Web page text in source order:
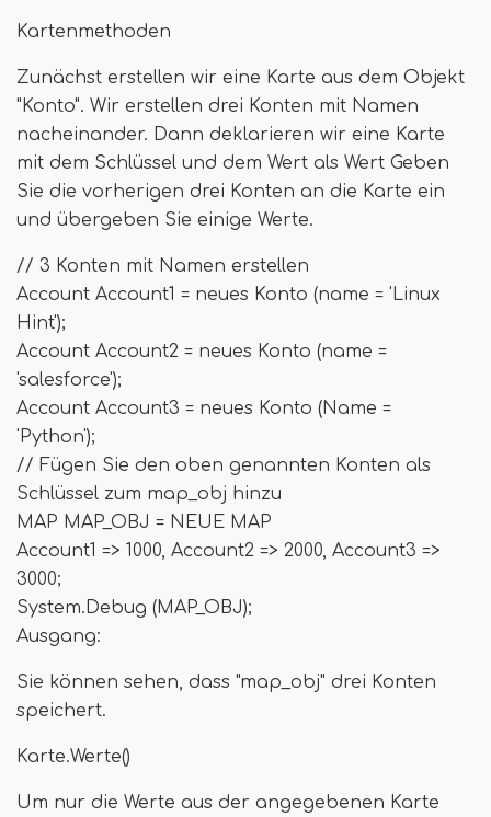
Kartenmethoden
Zunächst erstellen wir eine Karte aus dem Objekt
"Konto". Wir erstellen drei Konten mit Namen
nacheinander. Dann deklarieren wir eine Karte
mit dem Schlüssel und dem Wert als Wert Geben
Sie die vorherigen drei Konten an die Karte ein
und übergeben Sie einige Werte.
// 3 Konten mit Namen erstellen
Account Account1 = neues Konto (name = 'Linux
Hint');
Account Account2 = neues Konto (name =
'salesforce');
Account Account3 = neues Konto (Name =
'Python');
// Fügen Sie den oben genannten Konten als
Schlüssel zum map_obj hinzu
MAP MAP_OBJ = NEUE MAP
Account1 => 1000, Account2 => 2000, Account3 =>
3000;
System.Debug (MAP_OBJ);
Ausgang:
Sie können sehen, dass "map_obj" drei Konten
speichert.
Karte.Werte()
Um nur die Werte aus der angegebenen Karte